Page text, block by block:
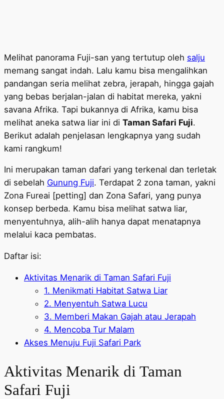
Melihat panorama Fuji-san yang tertutup oleh salju
memang sangat indah. Lalu kamu bisa mengalihkan
pandangan seria melihat zebra, jerapah, hingga gajah
yang bebas berjalan-jalan di habitat mereka, yakni
savana Afrika. Tapi bukannya di Afrika, kamu bisa
melihat aneka satwa liar ini di Taman Safari Fuji.
Berikut adalah penjelasan lengkapnya yang sudah
kami rangkum!
Ini merupakan taman dafari yang terkenal dan terletak
di sebelah Gunung Fuji. Terdapat 2 zona taman, yakni
Zona Fureai [petting] dan Zona Safari, yang punya
konsep berbeda. Kamu bisa melihat satwa liar,
menyentuhnya, alih-alih hanya dapat menatapnya
melalui kaca pembatas.
Daftar isi:
Aktivitas Menarik di Taman Safari Fuji
1. Menikmati Habitat Satwa Liar
2. Menyentuh Satwa Lucu
3. Memberi Makan Gajah atau Jerapah
4. Mencoba Tur Malam
Akses Menuju Fuji Safari Park
Aktivitas Menarik di Taman
Safari Fuji